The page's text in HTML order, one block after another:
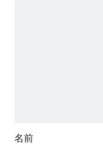
名前